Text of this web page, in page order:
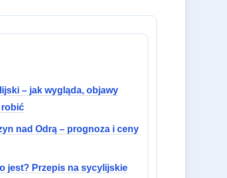
– jak wygląda, objawy
robić
nad Odrą – prognoza i ceny
jest? Przepis na sycylijskie